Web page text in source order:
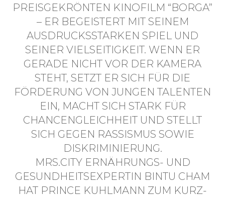
PREISGEKRÖNTEN KINOFILM “BORGA”
– ER BEGEISTERT MIT SEINEM
AUSDRUCKSSTARKEN SPIEL UND
SEINER VIELSEITIGKEIT. WENN ER
GERADE NICHT VOR DER KAMERA
STEHT, SETZT ER SICH FÜR DIE
FÖRDERUNG VON JUNGEN TALENTEN
EIN, MACHT SICH STARK FÜR
CHANCENGLEICHHEIT UND STELLT
SICH GEGEN RASSISMUS SOWIE
DISKRIMINIERUNG.
MRS.CITY ERNÄHRUNGS- UND
GESUNDHEITSEXPERTIN BINTU CHAM
HAT PRINCE KUHLMANN ZUM KURZ-